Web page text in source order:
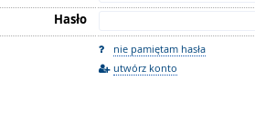
Hasło
nie pamiętam hasła
utwórz konto